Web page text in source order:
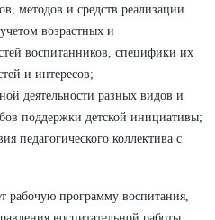
методов и средств реализации
возрастных и
воспитанников, специфики их
и интересов;
деятельности разных видов и
поддержки детской инициативы;
педагогического коллектива с
рабочую программу воспитания,